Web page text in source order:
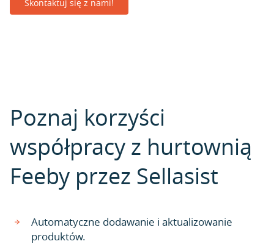
Skontaktuj się z nami!
Poznaj korzyści
współpracy z hurtownią
Feeby przez Sellasist
Automatyczne dodawanie i aktualizowanie
produktów.